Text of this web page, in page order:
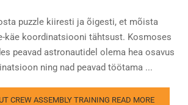
puzzle kiiresti ja õigesti, et mõista
käe koordinatsiooni tähtsust. Kosmoses
peavad astronautidel olema hea osavus
ning nad peavad töötama ...
CREW ASSEMBLY TRAINING READ MORE